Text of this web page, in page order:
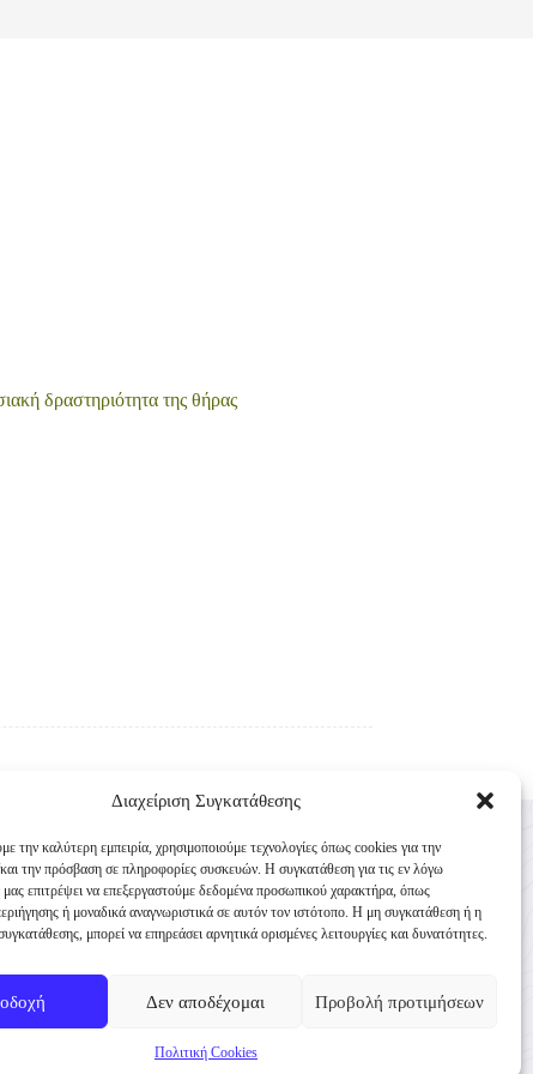
Διαχείριση Συγκατάθεσης
την καλύτερη εμπειρία, χρησιμοποιούμε τεχνολογίες όπως cookies για την
την πρόσβαση σε πληροφορίες συσκευών. Η συγκατάθεση για τις εν λόγω
μας επιτρέψει να επεξεργαστούμε δεδομένα προσωπικού χαρακτήρα, όπως
ή μοναδικά αναγνωριστικά σε αυτόν τον ιστότοπο. Η μη συγκατάθεση ή η
μπορεί να επηρεάσει αρνητικά ορισμένες λειτουργίες και δυνατότητες.
Δεν αποδέχομαι Προβολή προτιμήσεων
Πολιτική Cookies
δραστηριότητα της θήρας
Επικοινωνία
Κυνηγετική Συνομοσπονδία Ελλάδος
Παναγή Τσαλδάρη 4
TK 10431 Αθήνα